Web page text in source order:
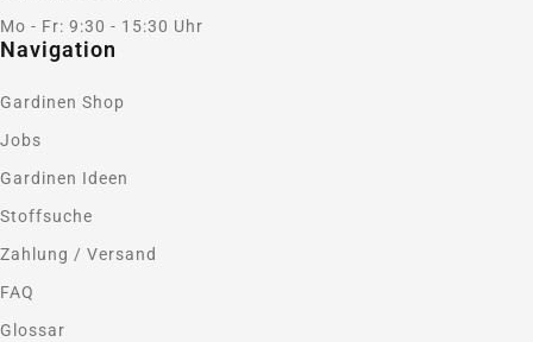
Mo - Fr: 9:30 - 15:30 Uhr
Navigation
Gardinen Shop
Jobs
Gardinen Ideen
Stoffsuche
Zahlung / Versand
FAQ
Glossar